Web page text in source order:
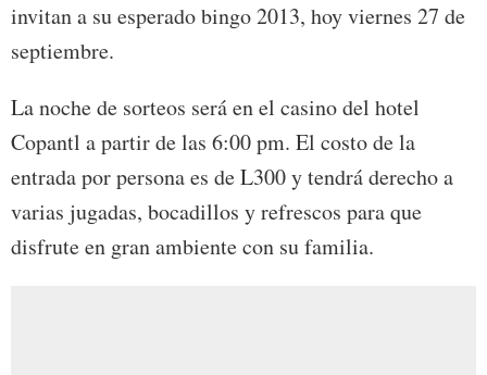
invitan a su esperado bingo 2013, hoy viernes 27 de
septiembre.
La noche de sorteos será en el casino del hotel
Copantl a partir de las 6:00 pm. El costo de la
entrada por persona es de L300 y tendrá derecho a
varias jugadas, bocadillos y refrescos para que
disfrute en gran ambiente con su familia.